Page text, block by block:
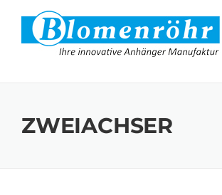
Skip to content
ZWEIACHSER